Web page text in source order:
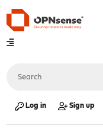
Log in Sign up